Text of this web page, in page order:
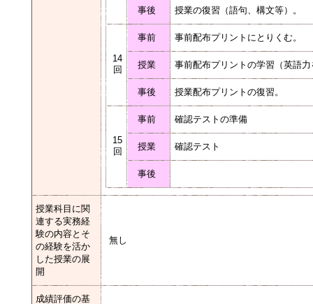
事後 授業の復習（語句、構文等）。
14
回
事前 事前配布プリントにとりくむ。
授業 事前配布プリントの学習（英語
事後 授業配布プリントの復習。
15
回
事前 確認テストの準備
授業 確認テスト
事後
授業科目に関
連する実務経
験の内容とそ
の経験を活か
した授業の展
開
無し
成績評価の基